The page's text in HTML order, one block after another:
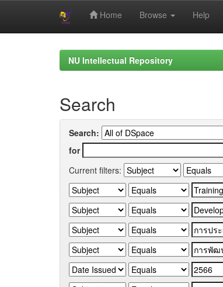
Home Browse Help
NU Intellectual Repository
Search
Search:
for
Current filters: